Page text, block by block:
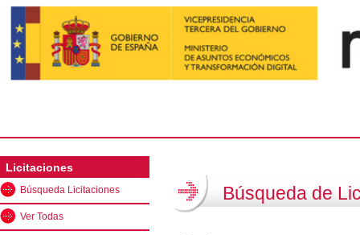
Licitaciones
Búsqueda Licitaciones
Ver Todas
Búsqueda de